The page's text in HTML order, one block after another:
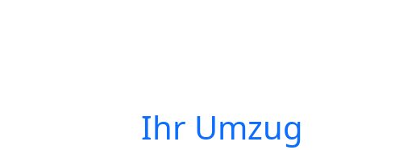
Ihr Umzug